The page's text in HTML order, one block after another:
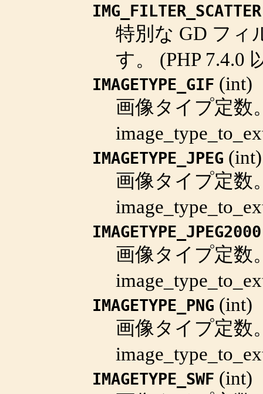
IMG_FILTER_SCATTER
特別な GD フィ
す。 (PHP 7.4.0
IMAGETYPE_GIF (int)
画像タイプ定数
IMAGETYPE_JPEG (int)
画像タイプ定数
IMAGETYPE_JPEG2000
画像タイプ定数
IMAGETYPE_PNG (int)
画像タイプ定数
IMAGETYPE_SWF (int)